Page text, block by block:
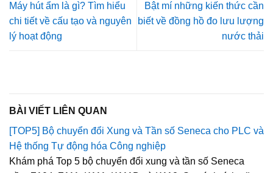
Máy hút ẩm là gì? Tìm hiểu
chi tiết về cấu tạo và nguyên
lý hoạt động
Bật mí những kiến thức cần
biết về đồng hồ đo lưu lượng
nước thải
BÀI VIẾT LIÊN QUAN
[TOP5] Bộ chuyển đổi Xung và Tần số Seneca cho PLC và
Hệ thống Tự động hóa Công nghiệp
Khám phá Top 5 bộ chuyển đổi xung và tần số Seneca